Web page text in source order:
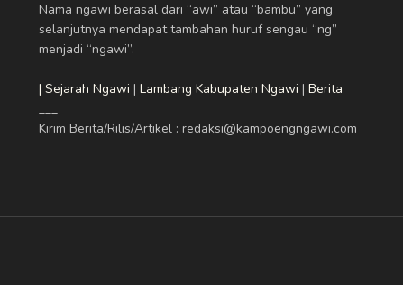
Nama ngawi berasal dari “awi” atau “bambu” yang
selanjutnya mendapat tambahan huruf sengau “ng”
menjadi “ngawi”.
| Sejarah Ngawi | Lambang Kabupaten Ngawi | Berita
___
Kirim Berita/Rilis/Artikel : redaksi@kampoengngawi.com